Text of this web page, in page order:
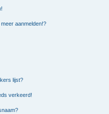
aanmelden!?
lijst?
verkeerd!